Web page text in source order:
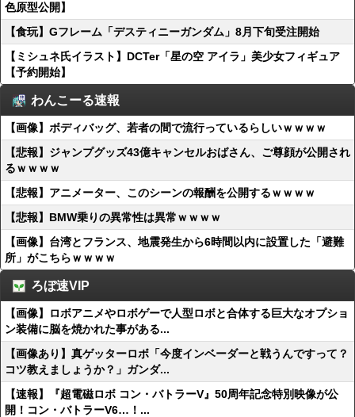
色原型公開】
【食玩】Gフレーム「デスティニーガンダム」8月下旬受注開始
【ミシュネ氏イラスト】DCTer「星の空 アイラ」美少女フィギュア
【予約開始】
わんこーる速報
【画像】ボディバッグ、若者の間で流行っているらしいｗｗｗｗ
【悲報】ジャンプグッズ43億キャンセルおばさん、ご尊顔が公開され
るｗｗｗｗ
【悲報】アニメーター、このシーンの報酬を公開するｗｗｗｗ
【悲報】BMW乗りの異常性は異常ｗｗｗｗ
【画像】台湾とフランス、地震発生から6時間以内に設置した「避難
所」がこちらｗｗｗｗ
ろぼ速VIP
【画像】ロボアニメやロボゲーで人型ロボと合体する巨大なオプショ
ン装備に脳を焼かれた事がある...
【画像あり】真ゲッターロボ「今度インベーダーと戦うんですって？
コツ教えましょうか？」ガンダ...
【速報】『超電磁ロボ コン・バトラーV』50周年記念特別映像が公
開！コン・バトラーV6…！...